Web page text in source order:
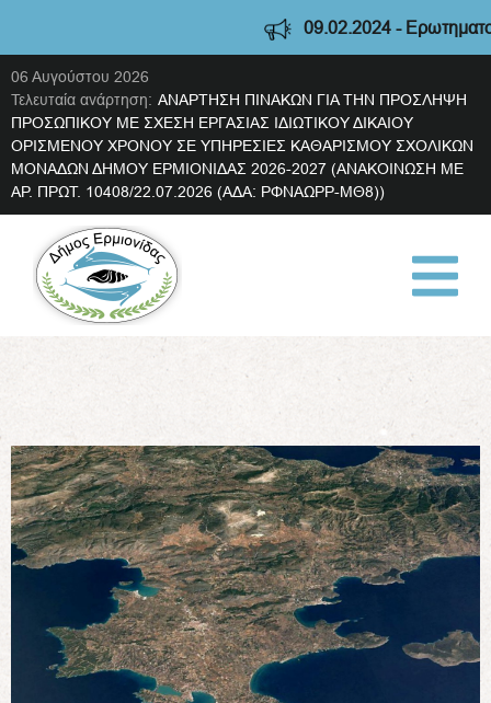
09.02.2024 -
06 Αυγούστου 2026
Τελευταία ανάρτηση: ΑΝΑΡΤΗΣΗ ΠΙΝΑΚΩΝ ΓΙΑ ΤΗΝ ΠΡΟΣΛΗΨΗ
ΠΡΟΣΩΠΙΚΟΥ ΜΕ ΣΧΕΣΗ ΕΡΓΑΣΙΑΣ ΙΔΙΩΤΙΚΟΥ ΔΙΚΑΙΟΥ
ΟΡΙΣΜΕΝΟΥ ΧΡΟΝΟΥ ΣΕ ΥΠΗΡΕΣΙΕΣ ΚΑΘΑΡΙΣΜΟΥ ΣΧΟΛΙΚΩΝ
ΜΟΝΑΔΩΝ ΔΗΜΟΥ ΕΡΜΙΟΝΙΔΑΣ 2026-2027 (ΑΝΑΚΟΙΝΩΣΗ ΜΕ
ΑΡ. ΠΡΩΤ. 10408/22.07.2026 (ΑΔΑ: ΡΦΝΑΩΡΡ-ΜΘ8))